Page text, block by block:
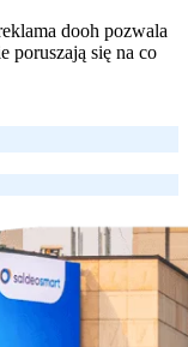
dooh pozwala
poruszają się na co